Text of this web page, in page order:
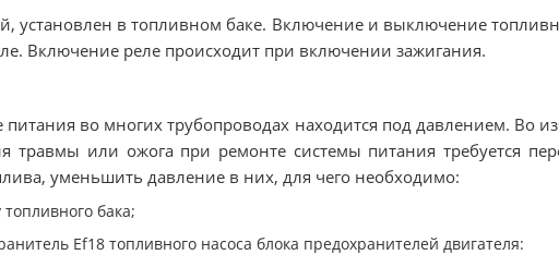
установлен в топливном баке. Включение и выключение
Включение реле происходит при включении зажигания.
питания во многих трубопроводах находится под давлением. Во
травмы или ожога при ремонте системы питания требуется
уменьшить давление в них, для чего необходимо:
бака;
Ef18 топливного насоса блока предохранителей двигателя: